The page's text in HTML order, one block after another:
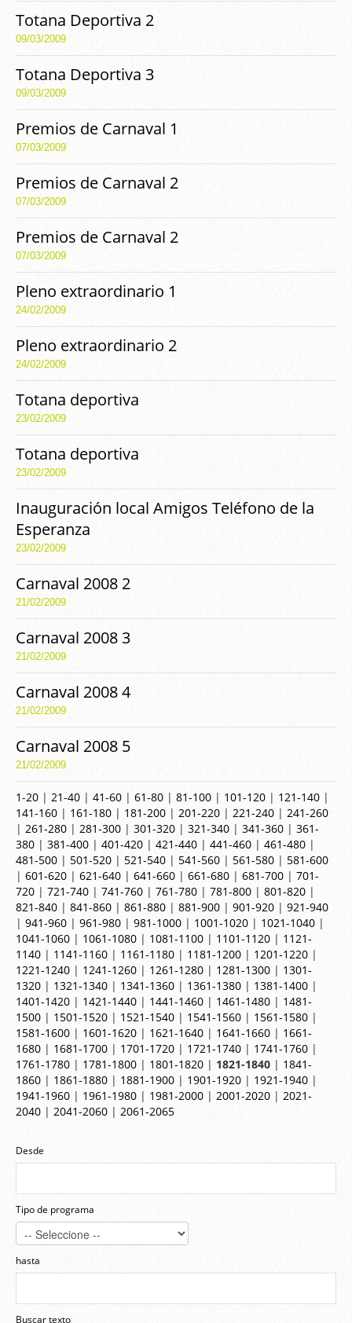
Totana Deportiva 2
09/03/2009
Totana Deportiva 3
09/03/2009
Premios de Carnaval 1
07/03/2009
Premios de Carnaval 2
07/03/2009
Premios de Carnaval 2
07/03/2009
Pleno extraordinario 1
24/02/2009
Pleno extraordinario 2
24/02/2009
Totana deportiva
23/02/2009
Totana deportiva
23/02/2009
Inauguración local Amigos Teléfono de la
Esperanza
23/02/2009
Carnaval 2008 2
21/02/2009
Carnaval 2008 3
21/02/2009
Carnaval 2008 4
21/02/2009
Carnaval 2008 5
21/02/2009
1-20 | 21-40 | 41-60 | 61-80 | 81-100 | 101-120 | 121-140 |
141-160 | 161-180 | 181-200 | 201-220 | 221-240 | 241-260
| 261-280 | 281-300 | 301-320 | 321-340 | 341-360 | 361-
380 | 381-400 | 401-420 | 421-440 | 441-460 | 461-480 |
481-500 | 501-520 | 521-540 | 541-560 | 561-580 | 581-600
| 601-620 | 621-640 | 641-660 | 661-680 | 681-700 | 701-
720 | 721-740 | 741-760 | 761-780 | 781-800 | 801-820 |
821-840 | 841-860 | 861-880 | 881-900 | 901-920 | 921-940
| 941-960 | 961-980 | 981-1000 | 1001-1020 | 1021-1040 |
1041-1060 | 1061-1080 | 1081-1100 | 1101-1120 | 1121-
1140 | 1141-1160 | 1161-1180 | 1181-1200 | 1201-1220 |
1221-1240 | 1241-1260 | 1261-1280 | 1281-1300 | 1301-
1320 | 1321-1340 | 1341-1360 | 1361-1380 | 1381-1400 |
1401-1420 | 1421-1440 | 1441-1460 | 1461-1480 | 1481-
1500 | 1501-1520 | 1521-1540 | 1541-1560 | 1561-1580 |
1581-1600 | 1601-1620 | 1621-1640 | 1641-1660 | 1661-
1680 | 1681-1700 | 1701-1720 | 1721-1740 | 1741-1760 |
1761-1780 | 1781-1800 | 1801-1820 | 1821-1840 | 1841-
1860 | 1861-1880 | 1881-1900 | 1901-1920 | 1921-1940 |
1941-1960 | 1961-1980 | 1981-2000 | 2001-2020 | 2021-
2040 | 2041-2060 | 2061-2065
Desde
Tipo de programa
hasta
Buscar texto